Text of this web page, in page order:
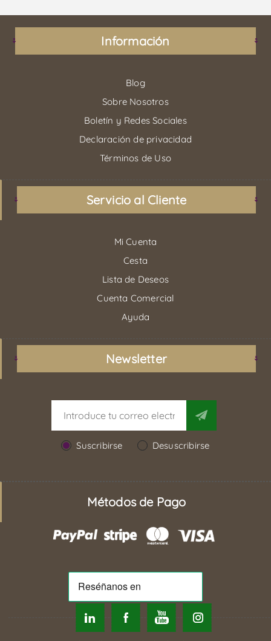
Información
Blog
Sobre Nosotros
Boletín y Redes Sociales
Declaración de privacidad
Términos de Uso
Servicio al Cliente
Mi Cuenta
Cesta
Lista de Deseos
Cuenta Comercial
Ayuda
Newsletter
Suscribirse Desuscribirse
Métodos de Pago